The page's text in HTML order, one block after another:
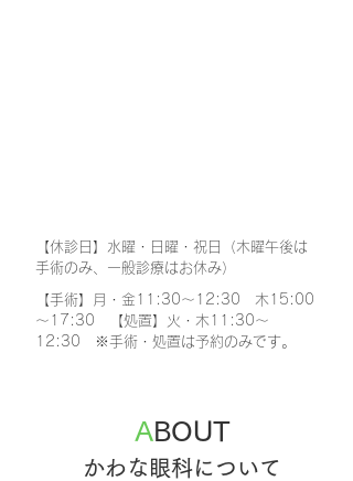
【休診日】 水曜・日曜・祝日（木曜午後は
手術のみ、一般診療はお休み）
【手術】月・金11:30～12:30 木15:00
～17:30 【処置】火・木11:30～
12:30 ※手術・処置は予約のみです。
ABOUT
かわな眼科について